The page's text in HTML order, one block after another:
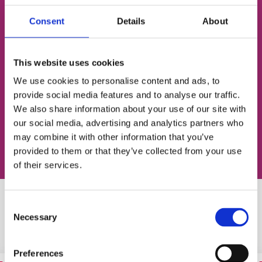
Consent Details About
This website uses cookies
We use cookies to personalise content and ads, to
provide social media features and to analyse our traffic.
We also share information about your use of our site with
our social media, advertising and analytics partners who
may combine it with other information that you’ve
provided to them or that they’ve collected from your use
of their services.
Selection
Necessary
Preferences
ЭЛЕКТРОННАЯ ПОЧТА
Записаться на урок
Похожие статьи